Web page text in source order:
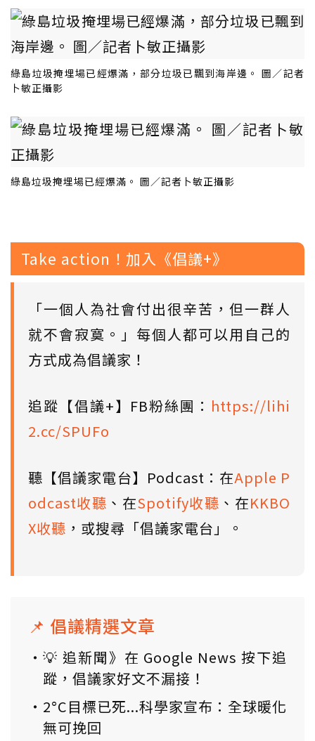
綠島垃圾掩埋場已經爆滿，部分垃圾已飄到海岸邊。 圖／記者
卜敏正攝影
綠島垃圾掩埋場已經爆滿。 圖／記者卜敏正攝影
Take action！加入《倡議+》
「一個人為社會付出很辛苦，但一群人
就不會寂寞。」每個人都可以用自己的
方式成為倡議家！
追蹤【倡議+】FB粉絲團： https://lihi
2.cc/SPUFo
聽【倡議家電台】Podcast：在Apple P
odcast收聽 、在Spotify收聽 、在KKBO
X收聽 ，或搜尋「倡議家電台」。
📌 倡議精選文章
💡 追新聞》在 Google News 按下追
蹤，倡議家好文不漏接！
2°C目標已死...科學家宣布：全球暖化
無可挽回